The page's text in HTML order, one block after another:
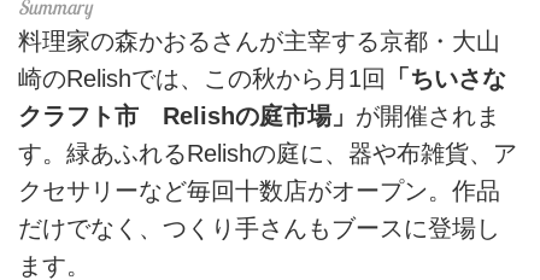
料理家の森かおるさんが主宰する京都・大山
崎のRelishでは、この秋から月1回
「ちいさな
クラフト市 Relishの庭市場」 が開催されま
す。緑あふれるRelishの庭に、器や布雑貨、ア
クセサリーなど毎回十数店がオープン。作品
だけでなく、つくり手さんもブースに登場し
ます。